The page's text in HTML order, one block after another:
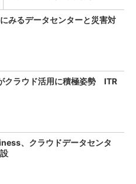
みるデータセンターと災害対
クラウド活用に積極姿勢 ITR
、クラウドデータセンタ